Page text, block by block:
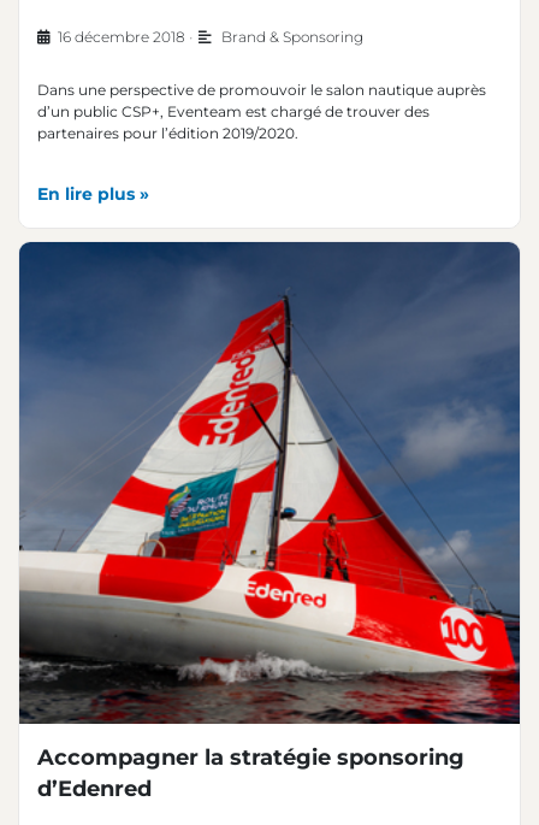
16 décembre 2018 • Brand & Sponsoring
Dans une perspective de promouvoir le salon nautique auprès
d’un public CSP+, Eventeam est chargé de trouver des
partenaires pour l’édition 2019/2020.
En lire plus »
Accompagner la stratégie sponsoring
d’Edenred